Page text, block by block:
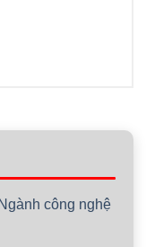
công nghệ